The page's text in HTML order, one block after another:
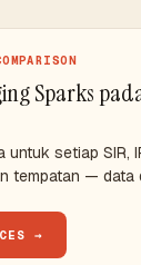
Sparks
untuk setiap SIR,
tempatan — data
→